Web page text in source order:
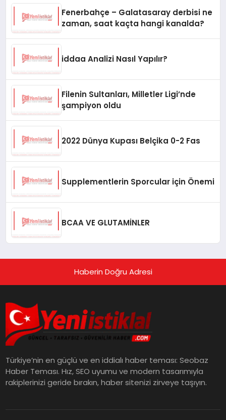
Fenerbahçe – Galatasaray derbisi ne
zaman, saat kaçta hangi kanalda?
iddaa Analizi Nasıl Yapılır?
Filenin Sultanları, Milletler Ligi’nde
şampiyon oldu
2022 Dünya Kupası Belçika 0-2 Fas
Supplementlerin Sporcular için Önemi
BCAA VE GLUTAMİNLER
Haberin Doğru Adresi
Türkiye’nin en güçlü ve en iddialı haber teması: Seobaz
Haber Teması. Hız, SEO uyumu ve modern tasarımıyla
rakiplerinizi geride bırakın, haber sitenizi zirveye taşıyın.